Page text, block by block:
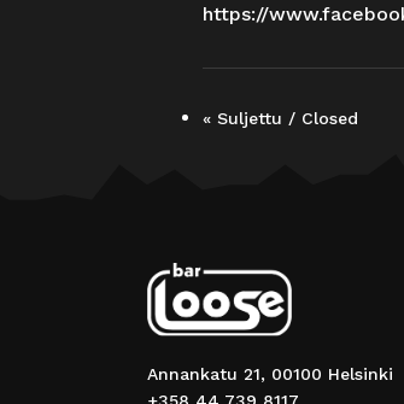
https://
« Suljettu / Closed
Annankatu 21, 00100 Helsinki